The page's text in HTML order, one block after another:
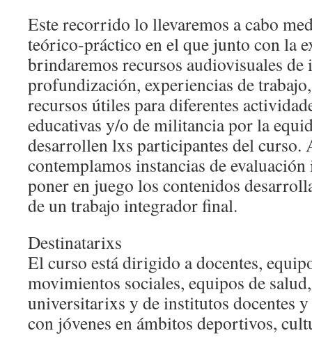
Este recorrido lo llevaremos a cabo
teórico-práctico en el que junto con la
brindaremos recursos audiovisuales
profundización, experiencias de
recursos útiles para diferentes
educativas y/o de militancia por la
desarrollen lxs participantes del curso.
contemplamos instancias de
poner en juego los contenidos
de un trabajo integrador final.
Destinatarixs
El curso está dirigido a docentes,
movimientos sociales, equipos de
universitarixs y de institutos docentes y
con jóvenes en ámbitos deportivos,